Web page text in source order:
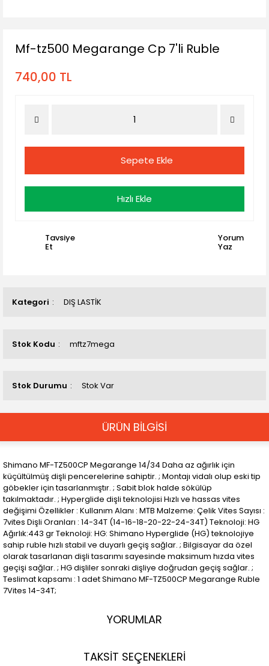
Kategori DIŞ LASTİK
Stok Kodu mftz7mega
Stok Durumu Stok Var
Mf-tz500 Megarange Cp 7'li Ruble
740,00 TL
Sepete Ekle
Hızlı Ekle
Tavsiye
Et
Yorum
Yaz
ÜRÜN BİLGİSİ
Shimano MF-TZ500CP Megarange 14/34 Daha az ağırlık için
küçültülmüş dişli pencerelerine sahiptir. ; Montajı vidalı olup eski tip
göbekler için tasarlanmıştır. ; Sabit blok halde sökülüp
takılmaktadır. ; Hyperglide dişli teknolojisi Hızlı ve hassas vites
değişimi Özellikler : Kullanım Alanı : MTB Malzeme: Çelik Vites Sayısı :
7vites Dişli Oranları : 14-34T (14-16-18-20-22-24-34T) Teknoloji: HG
Ağırlık:443 gr Teknoloji: HG: Shimano Hyperglide (HG) teknolojiye
sahip ruble hızlı stabil ve duyarlı geçiş sağlar. ; Bilgisayar da özel
olarak tasarlanan dişli tasarımı sayesinde maksimum hızda vites
geçişi sağlar. ; HG dişliler sonraki dişliye doğrudan geçiş sağlar. ;
Teslimat kapsamı : 1 adet Shimano MF-TZ500CP Megarange Ruble
7Vites 14-34T;
YORUMLAR
TAKSİT SEÇENEKLERİ